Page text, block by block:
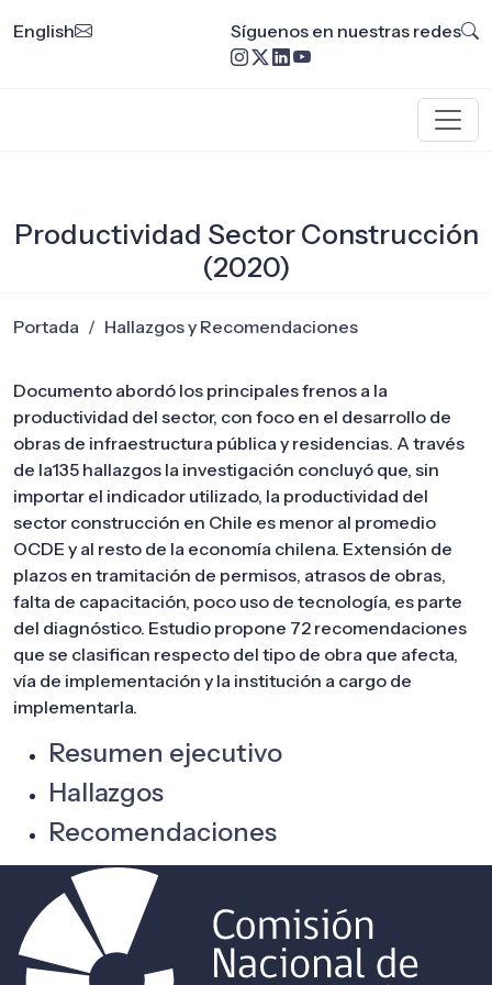
English Síguenos en nuestras redes
Productividad Sector Construcción
(2020)
Portada Hallazgos y Recomendaciones
Documento abordó los principales frenos a la
productividad del sector, con foco en el desarrollo de
obras de infraestructura pública y residencias. A través
de la135 hallazgos la investigación concluyó que, sin
importar el indicador utilizado, la productividad del
sector construcción en Chile es menor al promedio
OCDE y al resto de la economía chilena. Extensión de
plazos en tramitación de permisos, atrasos de obras,
falta de capacitación, poco uso de tecnología, es parte
del diagnóstico. Estudio propone 72 recomendaciones
que se clasifican respecto del tipo de obra que afecta,
vía de implementación y la institución a cargo de
implementarla.
Resumen ejecutivo
Hallazgos
Recomendaciones